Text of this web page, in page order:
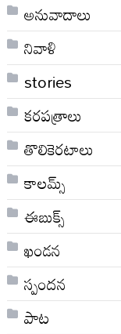
అనువాదాలు
నివాళి
stories
కరపత్రాలు
తొలికెరటాలు
కాలమ్స్
ఈబుక్స్
ఖండన
స్పందన
పాట